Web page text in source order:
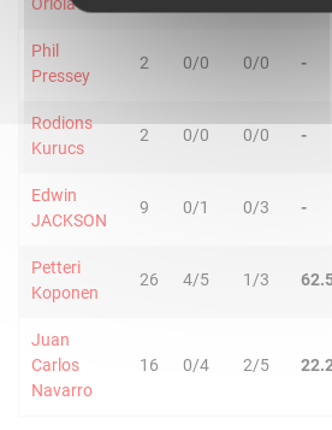
Phil
Pressey
2 0/0 0/0 -
Rodions
Kurucs
2 0/0 0/0 -
Edwin
JACKSON
9 0/1 0/3 -
Petteri
Koponen
26 4/5 1/3
Juan
Carlos
Navarro
16 0/4 2/5